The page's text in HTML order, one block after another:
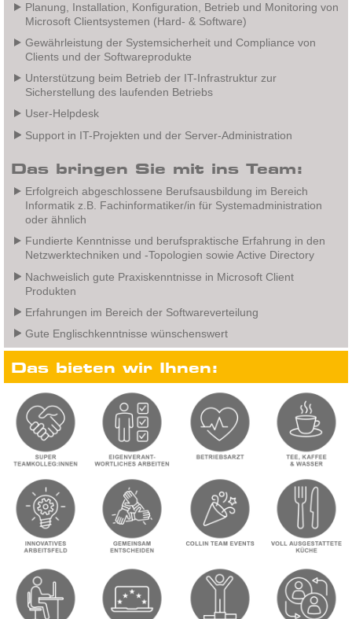
Planung, Installation, Konfiguration, Betrieb und Monitoring von
Microsoft Clientsystemen (Hard- & Software)
Gewährleistung der Systemsicherheit und Compliance von
Clients und der Softwareprodukte
Unterstützung beim Betrieb der IT-Infrastruktur zur
Sicherstellung des laufenden Betriebs
User-Helpdesk
Support in IT-Projekten und der Server-Administration
Das bringen Sie mit ins Team:
Erfolgreich abgeschlossene Berufsausbildung im Bereich
Informatik z.B. Fachinformatiker/in für Systemadministration
oder ähnlich
Fundierte Kenntnisse und berufspraktische Erfahrung in den
Netzwerktechniken und -Topologien sowie Active Directory
Nachweislich gute Praxiskenntnisse in Microsoft Client
Produkten
Erfahrungen im Bereich der Softwareverteilung
Gute Englischkenntnisse wünschenswert
Das bieten wir Ihnen: